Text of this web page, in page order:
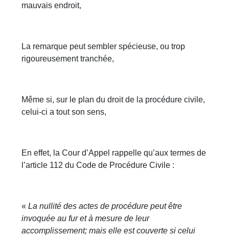
mauvais endroit,
La remarque peut sembler spécieuse, ou trop
rigoureusement tranchée,
Même si, sur le plan du droit de la procédure civile,
celui-ci a tout son sens,
En effet, la Cour d’Appel rappelle qu’aux termes de
l’article 112 du Code de Procédure Civile :
« La nullité des actes de procédure peut être
invoquée au fur et à mesure de leur
accomplissement; mais elle est couverte si celui